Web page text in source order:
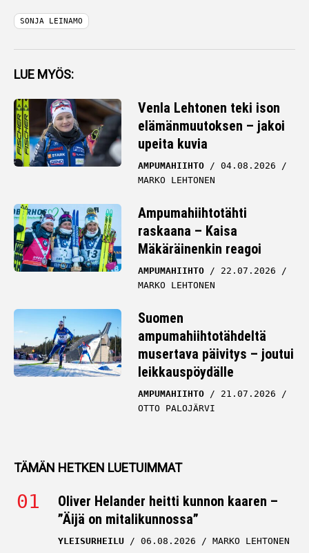
SONJA LEINAMO
LUE MYÖS:
Venla Lehtonen teki ison
elämänmuutoksen – jakoi
upeita kuvia
AMPUMAHIIHTO
04.08.2026
MARKO LEHTONEN
Ampumahiihtotähti
raskaana – Kaisa
Mäkäräinenkin reagoi
AMPUMAHIIHTO
22.07.2026
MARKO LEHTONEN
Suomen
ampumahiihtotähdeltä
musertava päivitys – joutui
leikkauspöydälle
AMPUMAHIIHTO
21.07.2026
OTTO PALOJÄRVI
TÄMÄN HETKEN LUETUIMMAT
Oliver Helander heitti kunnon kaaren –
”Äijä on mitalikunnossa”
YLEISURHEILU 06.08.2026 MARKO LEHTONEN